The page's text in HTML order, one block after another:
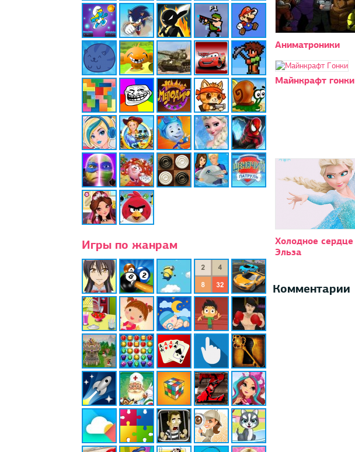
Игры по жанрам
Аниматроники
Майнкрафт гонки
Холодное сердце
Эльза
Комментарии